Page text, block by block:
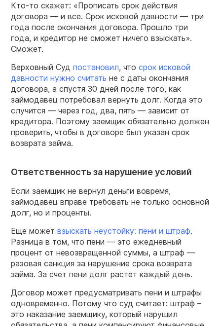
Кто-то скажет: «Прописать срок действия
договора — и все. Срок исковой давности — три
года после окончания договора. Прошло три
года, и кредитор не сможет ничего взыскать».
Сможет.
Верховный Суд постановил, что срок исковой
давности нужно считать не с даты окончания
договора, а спустя 30 дней после того, как
займодавец потребовал вернуть долг. Когда это
случится — через год, два, пять — зависит от
кредитора. Поэтому заемщик обязательно должен
проверить, чтобы в договоре был указан срок
возврата займа.
Ответственность за нарушение условий
Если заемщик не вернул деньги вовремя,
займодавец вправе требовать не только основной
долг, но и проценты.
Еще может взыскать неустойку: пени и штраф.
Разница в том, что пени — это ежедневный
процент от невозвращенной суммы, а штраф —
разовая санкция за нарушение срока возврата
займа. За счет пени долг растет каждый день.
Договор может предусматривать пени и штрафы
одновременно. Потому что суд считает: штраф –
это наказание заемщику, который нарушил